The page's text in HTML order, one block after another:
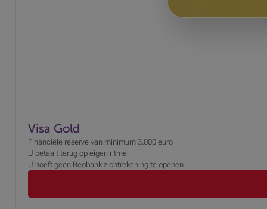
Visa Gold
Financiële reserve van minimum 3.000 euro
U betaalt terug op eigen ritme
U hoeft geen Beobank zichtrekening te openen